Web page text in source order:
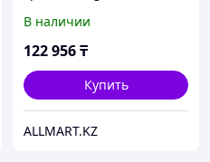
В наличии
122 956₸
Купить
ALLMART.KZ